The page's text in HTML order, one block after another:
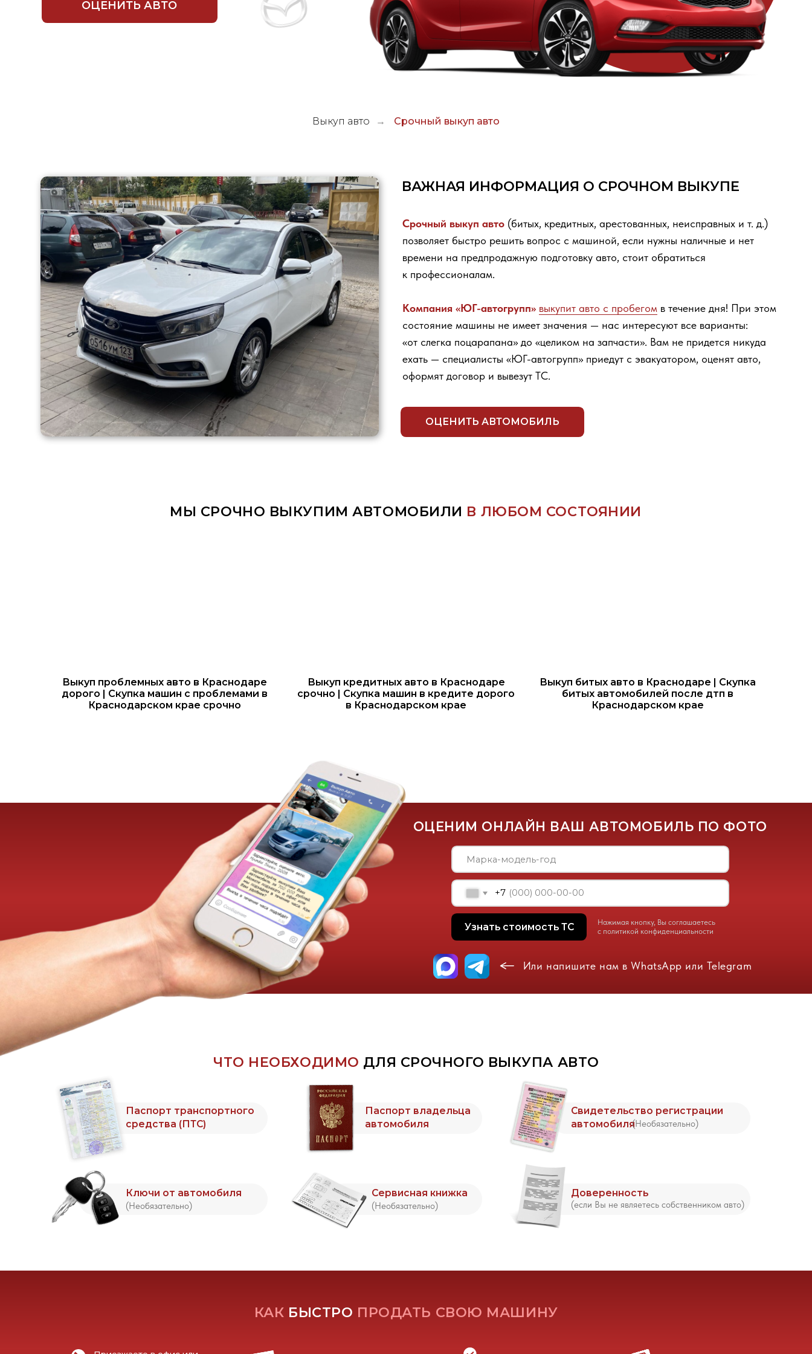
Выкуп авто → Срочный выкуп авто
позволяет быстро решить вопрос с машиной, если нужны наличные и нет
времени на предпродажную подготовку авто, стоит обратиться
к профессионалам.
Компания «ЮГ-автогрупп» выкупит авто с пробегомв течение дня! При этом
состояние машины не имеет значения — нас интересуют все варианты:
«от слегка поцарапана» до «целиком на запчасти». Вам не придется никуда
ехать — специалисты «ЮГ-автогрупп» приедут с эвакуатором, оценят авто,
оформят договор и вывезут ТС.
ОЦЕНИТЬ АВТОМОБИЛЬ
МЫ СРОЧНО ВЫКУПИМ АВТОМОБИЛИ В ЛЮБОМ СОСТОЯНИИ
Выкуп проблемных авто в Краснодаре
дорого | Скупка машин с проблемами в
Краснодарском крае срочно
Выкуп кредитных авто в Краснодаре
срочно | Скупка машин в кредите дорого
в Краснодарском крае
Выкуп битых авто в Краснодаре | Скупка
битых автомобилей после дтп в
Краснодарском крае
ОЦЕНИМ ОНЛАЙН ВАШ АВТОМОБИЛЬ ПО ФОТО
Или напишите нам в WhatsApp или Telegram
с политикой конфиденциальности
ЧТО НЕОБХОДИМОДЛЯ СРОЧНОГО ВЫКУПА АВТО
Паспорт транспортного
средства (ПТС)
Свидетельство регистрации
БЫСТРО ПРОДАТЬ СВОЮ МАШИНУ
Приезжаете в офис или
оставьте заявку и мы сами
приедем к Вам
Наш эксперт оценит Ваш
авто и проверит документы
купли-продажи
деньги за автомобиль